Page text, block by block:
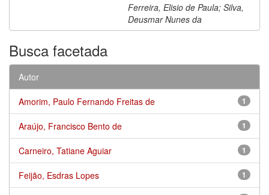
Ferreira, Elisio de Paula; Silva,
Deusmar Nunes da
Busca facetada
Autor
1
Amorim, Paulo Fernando Freitas de
1
Araújo, Francisco Bento de
1
Carneiro, Tatiane Aguiar
1
Feijão, Esdras Lopes